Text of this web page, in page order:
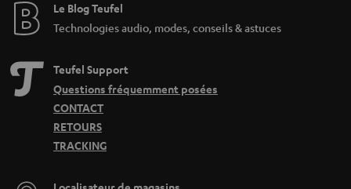
Le Blog Teufel
Technologies audio, modes, conseils & astuces
Teufel Support
Questions fréquemment posées
CONTACT
RETOURS
TRACKING